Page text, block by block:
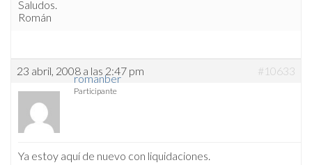
Saludos.
Román
23 abril, 2008 a las 2:47 pm #10633
romanber
Participante
Ya estoy aquí de nuevo con liquidaciones.